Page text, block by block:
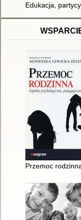
Edukacja,
Przemoc